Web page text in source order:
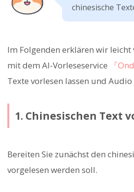
chinesische
Im Folgenden erklären wir leicht
mit dem AI-Vorleseservice
『
Texte vorlesen lassen und
1. Chinesischen Text
Bereiten Sie zunächst den
vorgelesen werden soll.